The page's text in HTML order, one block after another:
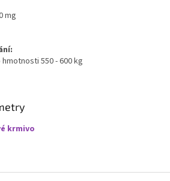
mg
550 - 600 kg
krmivo